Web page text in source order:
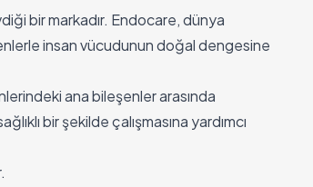
bir markadır. Endocare, dünya
insan vücudunun doğal dengesine
ana bileşenler arasında
bir şekilde çalışmasına yardımcı